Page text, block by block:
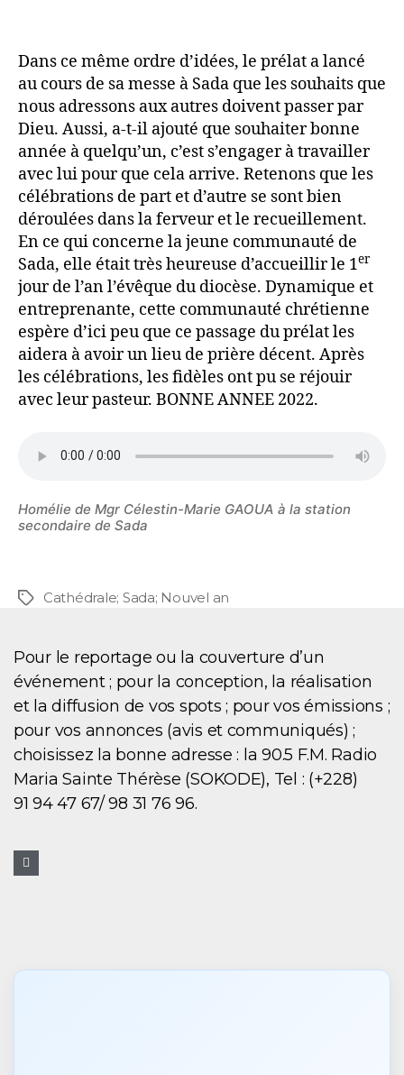
Dans ce même ordre d’idées, le prélat a lancé
au cours de sa messe à Sada que les souhaits que
nous adressons aux autres doivent passer par
Dieu. Aussi, a-t-il ajouté que souhaiter bonne
année à quelqu’un, c’est s’engager à travailler
avec lui pour que cela arrive. Retenons que les
célébrations de part et d’autre se sont bien
déroulées dans la ferveur et le recueillement.
En ce qui concerne la jeune communauté de
Sada, elle était très heureuse d’accueillir le 1er
jour de l’an l’évêque du diocèse. Dynamique et
entreprenante, cette communauté chrétienne
espère d’ici peu que ce passage du prélat les
aidera à avoir un lieu de prière décent. Après
les célébrations, les fidèles ont pu se réjouir
avec leur pasteur. BONNE ANNEE 2022.
Homélie de Mgr Célestin-Marie GAOUA à la station
secondaire de Sada
Cathédrale; Sada; Nouvel an
Pour le reportage ou la couverture d’un
événement ; pour la conception, la réalisation
et la diffusion de vos spots ; pour vos émissions ;
pour vos annonces (avis et communiqués) ;
choisissez la bonne adresse : la 90.5 F.M. Radio
Maria Sainte Thérèse (SOKODE), Tel : (+228)
91 94 47 67/ 98 31 76 96.